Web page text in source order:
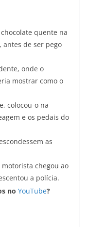
quente na
de ser pego
onde o
mostrar como o
colocou-o na
e os pedais do
as
chegou ao
a polícia.
no YouTube?